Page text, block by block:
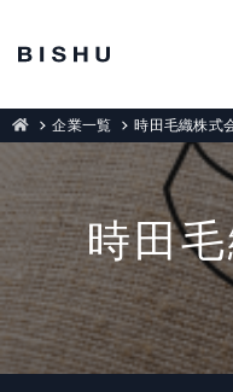
時田
企業一覧 時田毛織株式